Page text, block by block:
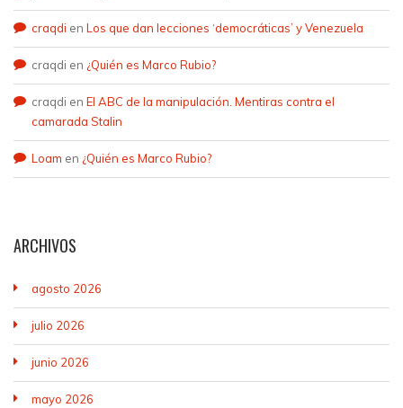
craqdi en Los que dan lecciones ‘democráticas’ y Venezuela
craqdi en ¿Quién es Marco Rubio?
craqdi en El ABC de la manipulación. Mentiras contra el
camarada Stalin
Loam en ¿Quién es Marco Rubio?
ARCHIVOS
agosto 2026
julio 2026
junio 2026
mayo 2026